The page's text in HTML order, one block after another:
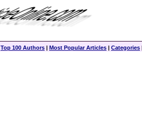
Top 100 Authors | Most Popular Articles | Categories